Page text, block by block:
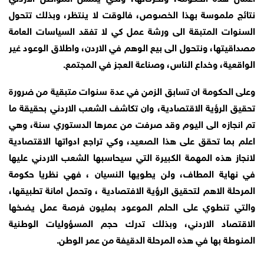
نتائج ملموسة بهذا الخصوص، فالوقت لا ينتظر، وبذلك تتحول
السنوات المتبقة الى ورشة عمل كي لا تفقد السياسات العامة
مصداقيتها، ونتحول الى بيع الوهم في الاردن، واطلاق الوعود غير
الواقعية، وخداع الناس، وصناعة العجز في المجتمع.
وعلى الحكومة ان تسابق الزمن في عدة سنوات متبقية من ضرورة
تحقيق الرؤية الاقتصادية، وان تكاشف الشعب الاردني بحقيقة ما
تم انجازه الى اليوم وقد صرفت من عمرها الدستوري سنة، وهي
اعلم بما تحقق على هذا الصعيد، وكي تراجع ادواتها الاقتصادية
لانجاز هذه المهمة الكبيرة التي سيحاسبها الشعب الاردني عليها
في نهاية المطاف، ولن يطويها النسيان ، فهي نظريا حكومة
المرحلة الاهم لتحقيق الرؤية الافتصادية ، وتحمل امانة تطبيقها،
والتي تنطوي على الحلم الموعود بمليون فرصة عمل يضخها
الاقتصاد الاردني، وبذلك تدرك حجم المسؤوليات الوطنية
المنوطة بها في هذه المرحلة الدقيفة من عمر الوطن.